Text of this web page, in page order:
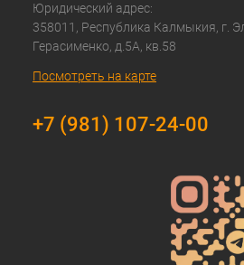
Юридический адрес:
358011, Республика Калмыкия, г.
Герасименко, д.5А, кв.58
Посмотреть на карте
+7 (981) 107-24-00